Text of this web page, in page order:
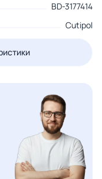
BD-3177414
Cutipol